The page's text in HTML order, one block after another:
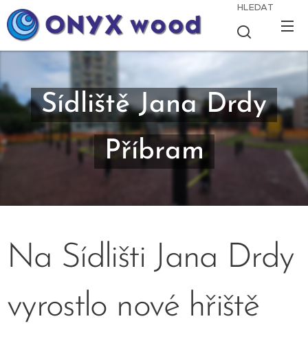
HLEDAT
Sídliště Jana Drdy
Příbram
Na Sídlišti Jana Drdy
vyrostlo nové hřiště